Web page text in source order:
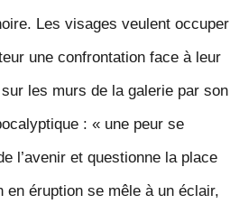
Les visages veulent occuper
une confrontation face à leur
les murs de la galerie par son
: « une peur se
l’avenir et questionne la place
en éruption se mêle à un éclair,